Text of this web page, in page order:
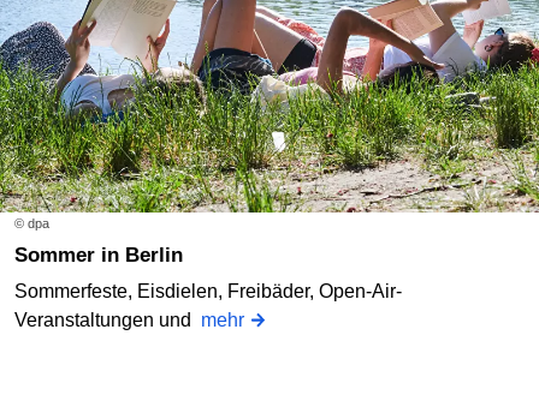
© dpa
Sommer in Berlin
Sommerfeste, Eisdielen, Freibäder, Open-Air-
Veranstaltungen und mehr